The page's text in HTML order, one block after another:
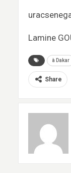
Lamine
à Dakar
Share